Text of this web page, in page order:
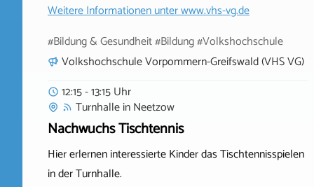
Weitere Informationen unterwww.vhs-vg.de
#Bildung & Gesundheit #Bildung #Volkshochschule
Volkshochschule Vorpommern-Greifswald (VHS VG)
12:15 - 13:15 Uhr
TurnhalleinNeetzow
Nachwuchs Tischtennis
Hier erlernen interessierte Kinder das Tischtennisspielen
in der Turnhalle.